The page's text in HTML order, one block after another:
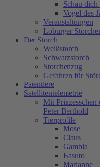
Schau
Vogel des
Veranstaltungen
Loburger
Der Storch
Weißstorch
Schwarzstorch
Storchenzug
Gefahren für
Patentiere
Satellitentelemetrie
Mit Prinzesschen
Peter Berthold
Tierprofile
Mose
Claus
Gambia
Basuto
Marianne